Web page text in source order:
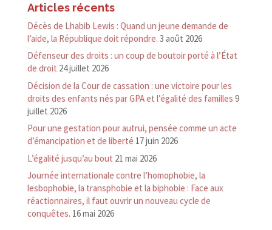
Articles récents
Décès de Lhabib Lewis : Quand un jeune demande de
l’aide, la République doit répondre. 3 août 2026
Défenseur des droits : un coup de boutoir porté à l’État
de droit 24 juillet 2026
Décision de la Cour de cassation : une victoire pour les
droits des enfants nés par GPA et l’égalité des familles 9
juillet 2026
Pour une gestation pour autrui, pensée comme un acte
d’émancipation et de liberté 17 juin 2026
L’égalité jusqu’au bout 21 mai 2026
Journée internationale contre l’homophobie, la
lesbophobie, la transphobie et la biphobie : Face aux
réactionnaires, il faut ouvrir un nouveau cycle de
conquêtes. 16 mai 2026